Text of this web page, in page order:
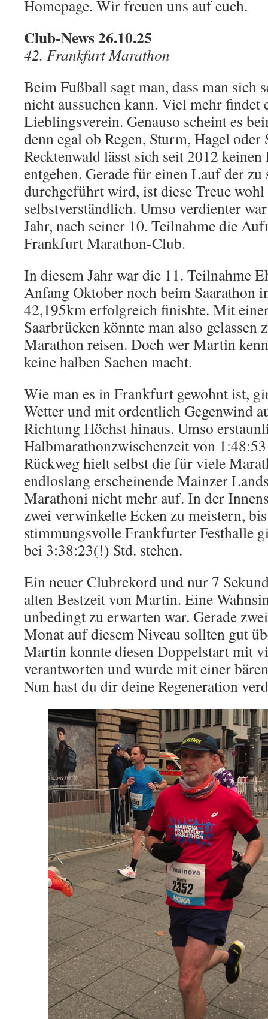
Homepage. Wir freuen uns auf euch.
Club-News 26.10.25
42. Frankfurt Marathon
Beim Fußball sagt man, dass man sich
nicht aussuchen kann. Viel mehr findet
Lieblingsverein. Genauso scheint es
denn egal ob Regen, Sturm, Hagel
Recktenwald lässt sich seit 2012
entgehen. Gerade für einen Lauf der zu
durchgeführt wird, ist diese Treue
selbstverständlich. Umso verdienter
Jahr, nach seiner 10. Teilnahme die
Frankfurt Marathon-Club.
In diesem Jahr war die 11. Teilnahme
Anfang Oktober noch beim Saarathon
42,195km erfolgreich finishte. Mit
Saarbrücken könnte man also
Marathon reisen. Doch wer Martin
keine halben Sachen macht.
Wie man es in Frankfurt gewohnt ist,
Wetter und mit ordentlich Gegenwind
Richtung Höchst hinaus. Umso
Halbmarathonzwischenzeit von
Rückweg hielt selbst die für viele
endloslang erscheinende Mainzer
Marathoni nicht mehr auf. In der
zwei verwinkelte Ecken zu meistern,
stimmungsvolle Frankfurter Festhalle
bei 3:38:23(!) Std. stehen.
Ein neuer Clubrekord und nur 7
alten Bestzeit von Martin. Eine
unbedingt zu erwarten war. Gerade
Monat auf diesem Niveau sollten gut
Martin konnte diesen Doppelstart mit
verantworten und wurde mit einer
Nun hast du dir deine Regeneration